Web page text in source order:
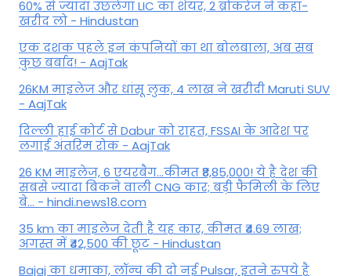
60% से ज्यादा उछलेगा LIC का शेयर, 2 ब्रोकरेज ने कहा-
खरीद लो - Hindustan
एक दशक पहले इन कंपनियों का था बोलबाला, अब सब
कुछ बर्बाद! - AajTak
26KM माइलेज और धांसू लुक, 4 लाख ने खरीदी Maruti SUV
- AajTak
दिल्ली हाई कोर्ट से Dabur को राहत, FSSAI के आदेश पर
लगाई अंतरिम रोक - AajTak
26 KM माइलेज, 6 एयरबैग...कीमत ₹8,85,000! ये है देश की
सबसे ज्यादा बिकने वाली CNG कार; बड़ी फैमिली के लिए
बे... - hindi.news18.com
35 km का माइलेज देती है यह कार, कीमत ₹4.69 लाख;
अगस्त में ₹42,500 की छूट - Hindustan
Bajaj का धमाका, लॉन्च की दो नई Pulsar, इतने रुपये है